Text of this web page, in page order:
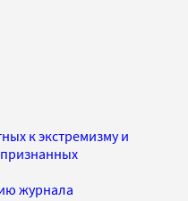
к экстремизму и
журнала